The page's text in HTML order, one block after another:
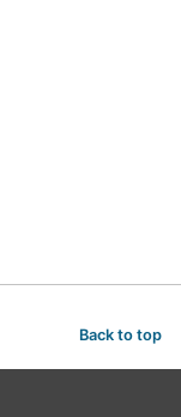
Back to top